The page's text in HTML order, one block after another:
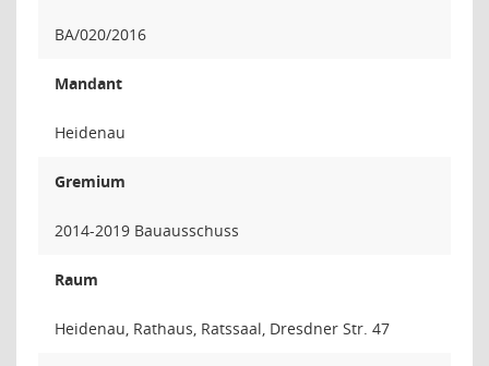
BA/020/2016
Mandant
Heidenau
Gremium
2014-2019 Bauausschuss
Raum
Heidenau, Rathaus, Ratssaal, Dresdner Str. 47